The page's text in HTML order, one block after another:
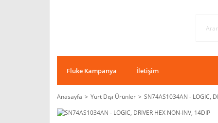
Fluke Kampanya İletişim
Anasayfa Yurt Dışı Ürünler
SN74AS1034AN - LOGIC,